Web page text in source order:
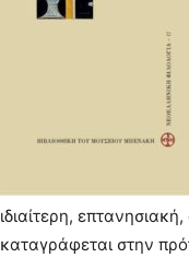
ιδιαίτερη,
καταγράφεται στην